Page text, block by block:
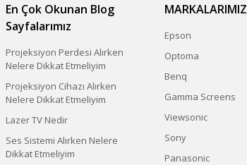
En Çok Okunan Blog
Sayfalarımız
Projeksiyon Perdesi Alırken
Nelere Dikkat Etmeliyim
Projeksiyon Cihazı Alırken
Nelere Dikkat Etmeliyim
Lazer TV Nedir
Ses Sistemi Alırken Nelere
Dikkat Etmeliyim
MARKALARIMIZ
Epson
Optoma
Benq
Gamma Screens
Viewsonic
Sony
Panasonic